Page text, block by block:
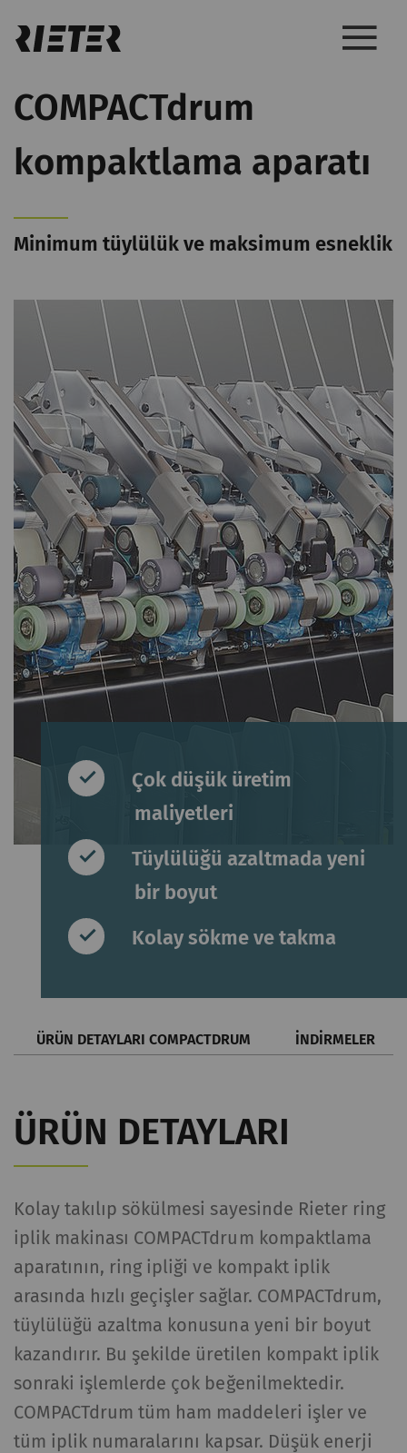
COMPACTdrum
kompaktlama aparatı
Minimum tüylülük ve maksimum esneklik
Çok düşük üretim
maliyetleri
Tüylülüğü azaltmada yeni
bir boyut
Kolay sökme ve takma
ÜRÜN DETAYLARI COMPACTDRUM İNDIRMELER
ÜRÜN DETAYLARI
Kolay takılıp sökülmesi sayesinde Rieter ring
iplik makinası COMPACTdrum kompaktlama
aparatının, ring ipliği ve kompakt iplik
arasında hızlı geçişler sağlar. COMPACTdrum,
tüylülüğü azaltma konusuna yeni bir boyut
kazandırır. Bu şekilde üretilen kompakt iplik
sonraki işlemlerde çok beğenilmektedir.
COMPACTdrum tüm ham maddeleri işler ve
tüm iplik numaralarını kapsar. Düşük enerji